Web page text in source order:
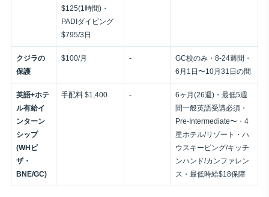
$125(1時間)・
PADIダイビング
$795/3日
クジラの
保護
$100/月 -
GC校のみ・8-24週間・
6月1日〜10月31日の間
英語+ホテ
ル有給イ
ンターン
シップ
(WHビ
ザ・
BNE/GC)
手配料 $1,400 -
6ヶ月(26週)・最低5週
間一般英語受講必須・
Pre-Intermediate〜・4
星ホテル/リゾート・ハ
ウスキーピング/キッチ
ンハンド/カンファレン
ス・最低時給$18保障